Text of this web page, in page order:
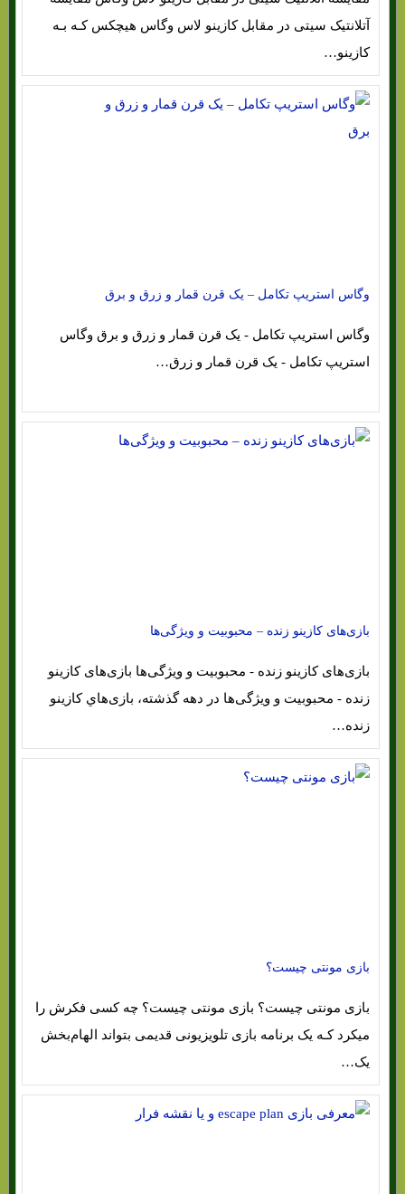
آتلانتیک سیتی در مقابل کازینو لاس وگاس هیچکس کـه بـه
کازینو…
وگاس استریپ تکامل – یک قرن قمار و زرق و برق
وگاس استریپ تکامل - یک قرن قمار و زرق و برق وگاس
استریپ تکامل - یک قرن قمار و زرق…
بازی‌های کازینو زنده – محبوبیت و ویژگی‌ها
بازی‌های کازینو زنده - محبوبیت و ویژگی‌ها بازی‌های کازینو
زنده - محبوبیت و ویژگی‌ها در دهه گذشته، بازی‌هاي‌ کازینو
زنده…
بازی مونتی چیست؟
بازی مونتی چیست؟ بازی مونتی چیست؟ چه کسی فکرش را
میکرد کـه یک برنامه بازی تلویزیونی قدیمی بتواند الهام‌بخش
یک…